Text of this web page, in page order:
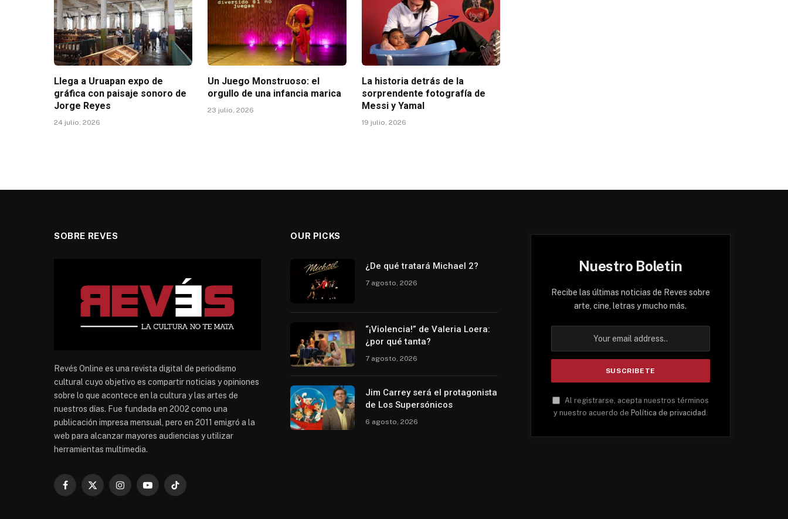
Llega a Uruapan expo de
gráfica con paisaje sonoro de
Jorge Reyes
24 julio, 2026
Un Juego Monstruoso: el
orgullo de una infancia marica
23 julio, 2026
La historia detrás de la
sorprendente fotografía de
Messi y Yamal
19 julio, 2026
SOBRE REVES
Revés Online es una revista digital de periodismo
cultural cuyo objetivo es compartir noticias y opiniones
sobre lo que acontece en la cultura y las artes de
nuestros días. Fue fundada en 2002 como una
publicación impresa mensual, pero en 2011 emigró a la
web para alcanzar mayores audiencias y utilizar
herramientas multimedia.
Facebook
X
InstagramYouTubeTikTok
OUR PICKS
¿De qué tratará Michael 2?
7 agosto, 2026
“¡Violencia!” de Valeria Loera:
¿por qué tanta?
7 agosto, 2026
Jim Carrey será el protagonista
de Los Supersónicos
6 agosto, 2026
Nuestro Boletin
Recibe las últimas noticias de Reves sobre
arte, cine, letras y mucho más.
Al registrarse, acepta nuestros términos
y nuestro acuerdo de Política de privacidad